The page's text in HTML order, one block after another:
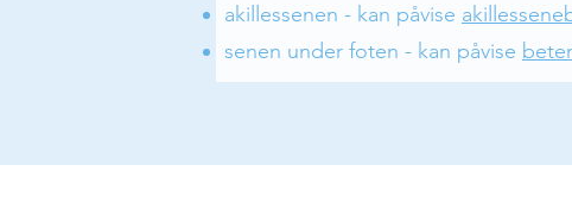
akillessenen - kan påvise
senen under foten - kan påvise